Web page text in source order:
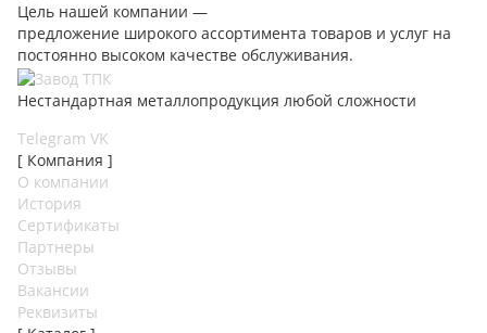
Цель нашей компании —
предложение широкого ассортимента товаров и услуг на
постоянно высоком качестве обслуживания.
Нестандартная металлопродукция любой сложности
Telegram VK
[ Компания ]
О компании
История
Сертификаты
Партнеры
Отзывы
Вакансии
Реквизиты